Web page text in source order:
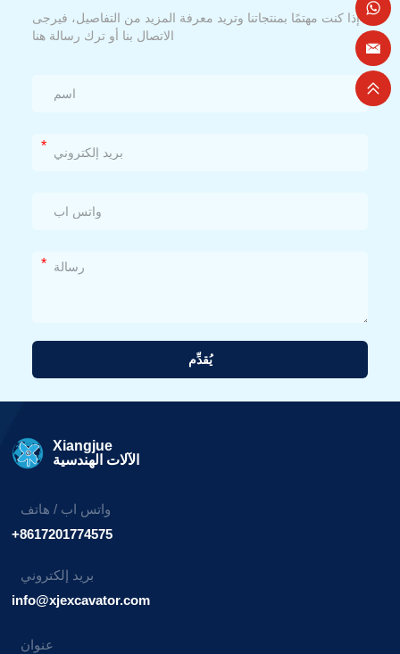
إذا كنت مهتمًا بمنتجاتنا وتريد معرفة المزيد من التفاصيل، فيرجى
الاتصال بنا أو ترك رسالة هنا
*
*
يُقدِّم
Xiangjue
الآلات الهندسية
واتس اب / هاتف
+8617201774575
بريد إلكتروني
info@xjexcavator.com
عنوان